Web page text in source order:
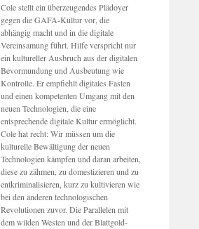
Cole stellt ein überzeugendes Plädoyer
gegen die GAFA-Kultur vor, die
abhängig macht und in die digitale
Vereinsamung führt. Hilfe verspricht nur
ein kultureller Ausbruch aus der digitalen
Bevormundung und Ausbeutung wie
Kontrolle. Er empfiehlt digitales Fasten
und einen kompetenten Umgang mit den
neuen Technologien, die eine
entsprechende digitale Kultur ermöglicht.
Cole hat recht: Wir müssen um die
kulturelle Bewältigung der neuen
Technologien kämpfen und daran arbeiten,
diese zu zähmen, zu domestizieren und zu
entkriminalisieren, kurz zu kultivieren wie
bei den anderen technologischen
Revolutionen zuvor. Die Parallelen mit
dem wilden Westen und der Blattgold-